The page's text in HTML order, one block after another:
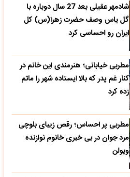
شادمهر عقیلی بعد 27 سال دوباره با
گل یاس وصف حضرت زهرا(س) کل
ایران رو احساسی کرد
مطربی خیابانی؛ هنرمندی این خانم در
کنار غم پدر که بالا ایستاده شهر را ماتم
زده کرد
مطربی پر احساس؛ رقص زیبای بلوچی
مرد جوان در بی خبری خانوم نوازنده
ویولن